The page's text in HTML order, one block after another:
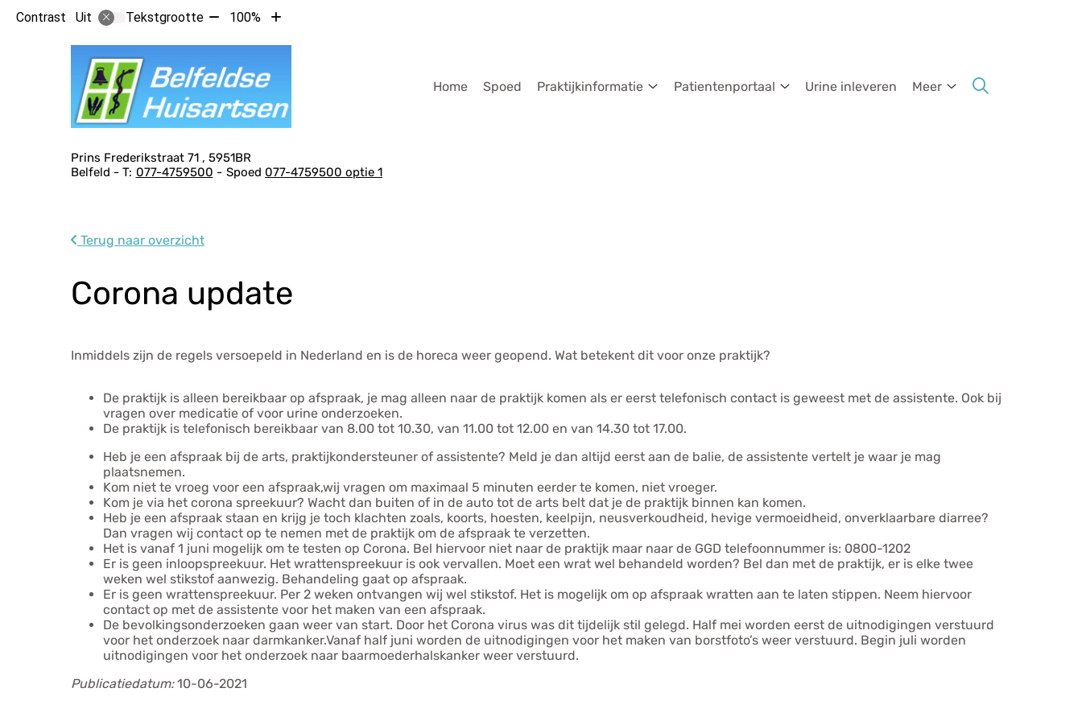
Contrast Uit Tekstgrootte Tekst
met
10%
100%
Tekst
met
Home Spoed
Praktijkinformatie
Patientenportaal
Urine inleveren
Meer
Adresgegevens
Prins Frederikstraat 71
5951BR
Belfeld
077-4759500 Spoed 077-4759500 optie 1
Terug naar overzicht
Corona update
Inmiddels zijn de regels versoepeld in Nederland en is de horeca weer geopend. Wat betekent dit voor onze praktijk?
De praktijk is alleen bereikbaar op afspraak, je mag alleen naar de praktijk komen als er eerst telefonisch contact is geweest met de assistente. Ook bij
vragen over medicatie of voor urine onderzoeken.
De praktijk is telefonisch bereikbaar van 8.00 tot 10.30, van 11.00 tot 12.00 en van 14.30 tot 17.00.
Heb je een afspraak bij de arts, praktijkondersteuner of assistente? Meld je dan altijd eerst aan de balie, de assistente vertelt je waar je mag
plaatsnemen.
Kom niet te vroeg voor een afspraak,wij vragen om maximaal 5 minuten eerder te komen, niet vroeger.
Kom je via het corona spreekuur? Wacht dan buiten of in de auto tot de arts belt dat je de praktijk binnen kan komen.
Heb je een afspraak staan en krijg je toch klachten zoals, koorts, hoesten, keelpijn, neusverkoudheid, hevige vermoeidheid, onverklaarbare diarree?
Dan vragen wij contact op te nemen met de praktijk om de afspraak te verzetten.
Het is vanaf 1 juni mogelijk om te testen op Corona. Bel hiervoor niet naar de praktijk maar naar de GGD telefoonnummer is: 0800-1202
Er is geen inloopspreekuur. Het wrattenspreekuur is ook vervallen. Moet een wrat wel behandeld worden? Bel dan met de praktijk, er is elke twee
weken wel stikstof aanwezig. Behandeling gaat op afspraak.
Er is geen wrattenspreekuur. Per 2 weken ontvangen wij wel stikstof. Het is mogelijk om op afspraak wratten aan te laten stippen. Neem hiervoor
contact op met de assistente voor het maken van een afspraak.
De bevolkingsonderzoeken gaan weer van start. Door het Corona virus was dit tijdelijk stil gelegd. Half mei worden eerst de uitnodigingen verstuurd
voor het onderzoek naar darmkanker.Vanaf half juni worden de uitnodigingen voor het maken van borstfoto’s weer verstuurd. Begin juli worden
uitnodigingen voor het onderzoek naar baarmoederhalskanker weer verstuurd.
Publicatiedatum:10-06-2021